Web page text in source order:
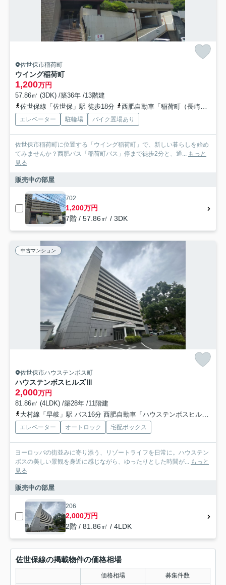
佐世保市稲荷町
ウイング稲荷町
1,200万円
57.86㎡ (3DK) /築36年 /13階建
佐世保線「佐世保」駅 徒歩18分
西肥自動車「稲荷町（長崎県）」バス停下車 徒歩2分
エレベーター 駐輪場 バイク置場あり
佐世保市稲荷町に位置する「ウイング稲荷町」で、新しい暮らしを始め
てみませんか？西肥バス「稲荷町バス」停まで徒歩2分と、通... もっと
見る
販売中の部屋
702
1,200万円
7階 / 57.86㎡ / 3DK
中古マンション
佐世保市ハウステンボス町
ハウステンボスヒルズⅢ
2,000万円
81.86㎡ (4LDK) /築28年 /11階建
大村線「早岐」駅 バス16分 西肥自動車「ハウステンボスヒルズ前」 停歩7分
エレベーター オートロック 宅配ボックス
ヨーロッパの街並みに寄り添う、リゾートライフを日常に。ハウステン
ボスの美しい景観を身近に感じながら、ゆったりとした時間が... もっと
見る
販売中の部屋
206
2,000万円
2階 / 81.86㎡ / 4LDK
佐世保線の掲載物件の価格相場
価格相場 募集件数